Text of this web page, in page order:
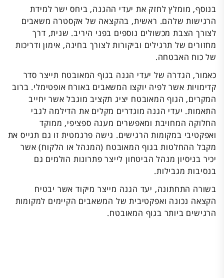
בנוסף, מומלץ לחזק את יעדי ההגנה, ביחס ישר למידת
הרגישות שלהם. ראשית, בהקצאה של אקסטרה משאבים
לצורך הצבת מכשולים נוספים בפני היריב. שנית, דרך
מחזורים של תרגילים וביקורות לצורך בחינה, אימון ודריכות
של כוח האבטחה.
כאמור, הגדרה של יעדי הגנה בגוף המאובטח תייצר סדר
קדימויות אשר לפיה יוקצו המשאבים באורח אופטימלי. ברוב
המקרים, הגוף המאובטח יציג תקציב מוגבל אשר יחייב
התאמות. יעדי הגנה מוגדרים מקלים את הדילמה לגבי
החלוקה המחויבת ומאפשרים מענה ספציפי, ממוקד
ואפקטיבי במקומות הרגישים. גישה פרגמטית זו גם תגייס את
מקבל ההחלטות בגוף המאובטח (המנהל או הלקוח) אשר
יכיר בניסיון מנהל הביטחון לייצר פתרונות הולמים גם
בנסיבות מגבילות.
בשורה התחתונה, יעד הגנה מייצר מיקוד אשר יבטיח
הקצאה נכונה ואפקטיבית של המשאבים הקיימים למקומות
הרגישים ביותר בגוף המאובטח.